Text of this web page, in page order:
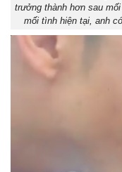
trưởng thành hơn sau
mối tình hiện tại, anh